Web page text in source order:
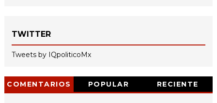
TWITTER
Tweets by IQpoliticoMx
COMENTARIOS POPULAR RECIENTE